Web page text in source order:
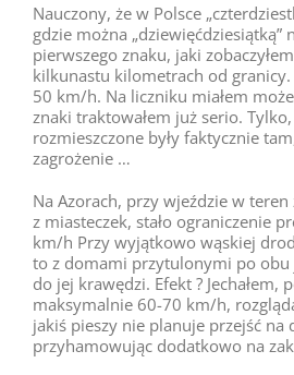
Nauczony, że w Polsce
gdzie można „dziewięćdziesiątką”
pierwszego znaku, jaki
kilkunastu kilometrach od granicy.
50 km/h. Na liczniku miałem
znaki traktowałem już serio.
rozmieszczone były faktycznie
zagrożenie …
Na Azorach, przy wjeździe w
z miasteczek, stało ograniczenie
km/h Przy wyjątkowo wąskiej
to z domami przytulonymi po obu
do jej krawędzi. Efekt ? Jechałem,
maksymalnie 60-70 km/h,
jakiś pieszy nie planuje przejść na
przyhamowując dodatkowo na